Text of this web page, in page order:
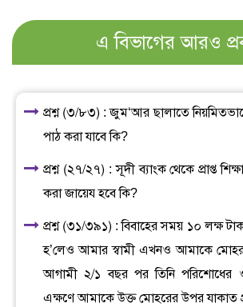
এ বিভাগের আরও
প্রশ্ন (৩/৮৩) : জুম‘আর ছালাতে
পাঠ করা যাবে কি?
প্রশ্ন (২৭/২৭) : সূদী ব্যাংক থেকে প্রাপ্ত
করা জায়েয হবে কি?
প্রশ্ন (৩১/৩৯১) : বিবাহের সময় ১০ লক্ষ
হ’লেও আমার স্বামী এখনও আমাকে মোহর
আগামী ২/১ বছর পর তিনি পরিশোধের
এক্ষণে আমাকে উক্ত মোহরের উপর যাকাত